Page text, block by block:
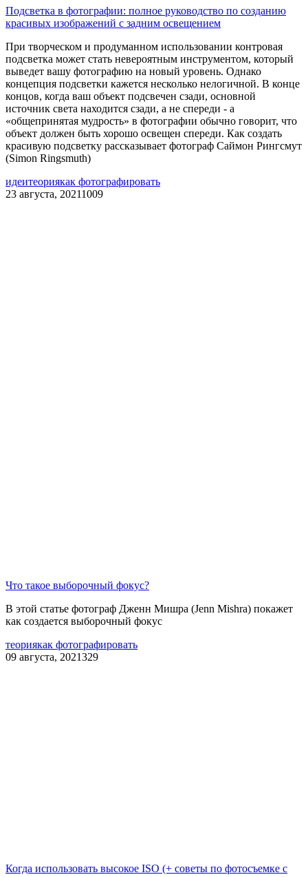
Подсветка в фотографии: полное руководство по созданию
красивых изображений с задним освещением
При творческом и продуманном использовании контровая
подсветка может стать невероятным инструментом, который
выведет вашу фотографию на новый уровень. Однако
концепция подсветки кажется несколько нелогичной. В конце
концов, когда ваш объект подсвечен сзади, основной
источник света находится сзади, а не спереди - а
«общепринятая мудрость» в фотографии обычно говорит, что
объект должен быть хорошо освещен спереди. Как создать
красивую подсветку рассказывает фотограф Саймон Рингсмут
(Simon Ringsmuth)
идеитеориякак фотографировать
23 августа, 20211009
Что такое выборочный фокус?
В этой статье фотограф Дженн Мишра (Jenn Mishra) покажет
как создается выборочный фокус
теориякак фотографировать
09 августа, 2021329
Когда использовать высокое ISO (+ советы по фотосъемке с